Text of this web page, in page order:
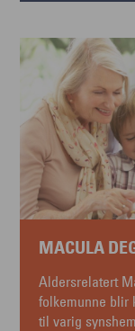
MACULA
Aldersrelatert
folkemunne blir
til varig